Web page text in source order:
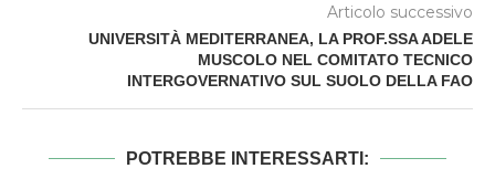
Articolo successivo
UNIVERSITÀ MEDITERRANEA, LA PROF.SSA ADELE
MUSCOLO NEL COMITATO TECNICO
INTERGOVERNATIVO SUL SUOLO DELLA FAO
POTREBBE INTERESSARTI: